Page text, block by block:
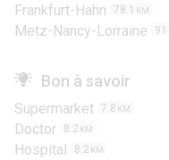
Frankfurt-Hahn 78.1 KM
Metz-Nancy-Lorraine 91
Bon à savoir
Supermarket 7.8 KM
Doctor 8.2 KM
Hospital 8.2 KM